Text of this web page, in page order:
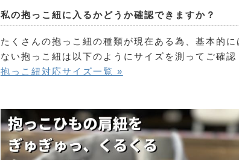
私の抱っこ紐に入るかどうか確認できますか？
たくさんの抱っこ紐の種類が現在ある為、基本的
ない抱っこ紐は以下のようにサイズを測ってご確認
抱っこ紐対応サイズ一覧 »